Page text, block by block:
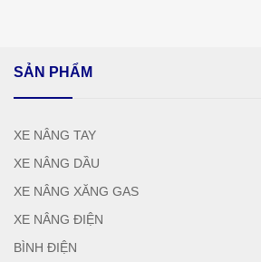
SẢN PHẨM
XE NÂNG TAY
XE NÂNG DẦU
XE NÂNG XĂNG GAS
XE NÂNG ĐIỆN
BÌNH ĐIỆN